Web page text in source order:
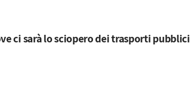
ci sarà lo sciopero dei trasporti pubblici